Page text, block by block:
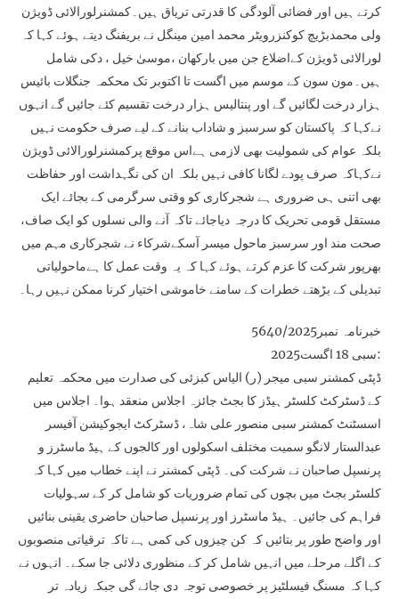
کرتے ہیں اور فضائی آلودگی کا قدرتی تریاق ہیں۔کمشنرلورالائی ڈویژن
ولی محمدبڑیچ کوکنزرویٹر محمد امین مینگل نے بریفنگ دیتے ہوئے کہا کہ
لورالائی ڈویژن کےاضلاع جن میں بارکھان ،موسیٰ خیل ، دکی شامل
ہیں۔مون سون کے موسم میں اگست تا اکتوبر تک محکمہ جنگلات بائیس
ہزار درخت لگائیں گے اور پنتالیس ہزار درخت تقسیم کئے جائیں گے انہوں
نےکہا کہ پاکستان کو سرسبز و شاداب بنانے کے لیے صرف حکومت نہیں
بلکہ عوام کی شمولیت بھی لازمی ہےاس موقع پرکمشنرلورالائی ڈویژن
نےکہاکہ صرف پودے لگانا کافی نہیں بلکہ ان کی نگہداشت اور حفاظت
بھی اتنی ہی ضروری ہے شجرکاری کو وقتی سرگرمی کے بجائے ایک
مستقل قومی تحریک کا درجہ دیاجائے تاکہ آنے والی نسلوں کو ایک صاف،
صحت مند اور سرسبز ماحول میسر آسکےشرکاء نے شجرکاری مہم میں
بھرپور شرکت کا عزم کرتے ہوئے کہا کہ یہ وقت عمل کا ہےماحولیاتی
تبدیلی کے بڑھتے خطرات کے سامنے خاموشی اختیار کرنا ممکن نہیں رہا۔
خبرنامہ نمبر5640/2025
سبی 18 اگست2025:
ڈپٹی کمشنر سبی میجر (ر) الیاس کبزئی کی صدارت میں محکمہ تعلیم
کے ڈسٹرکٹ کلسٹر ہیڈز کا بجٹ جائزہ اجلاس منعقد ہوا۔ اجلاس میں
اسسٹنٹ کمشنر سبی منصور علی شاہ، ڈسٹرکٹ ایجوکیشن آفیسر
عبدالستار لانگو سمیت مختلف اسکولوں اور کالجوں کے ہیڈ ماسٹرز و
پرنسپل صاحبان نے شرکت کی۔ ڈپٹی کمشنر نے اپنے خطاب میں کہا کہ
کلسٹر بجٹ میں بچوں کی تمام ضروریات کو شامل کر کے سہولیات
فراہم کی جائیں۔ ہیڈ ماسٹرز اور پرنسپل صاحبان حاضری یقینی بنائیں
اور واضح طور پر بتائیں کہ کن چیزوں کی کمی ہے تاکہ ترقیاتی منصوبوں
کے اگلے مرحلے میں انہیں شامل کر کے منظوری دلائی جا سکے۔ انہوں نے
کہا کہ مسنگ فیسلٹیز پر خصوصی توجہ دی جائے گی جبکہ زیادہ تر